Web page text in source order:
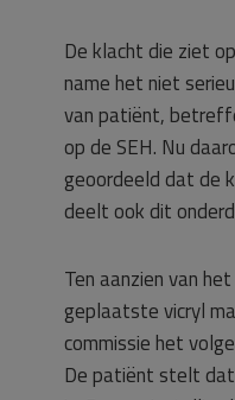
De klacht die ziet
name het niet
van patiënt,
op de SEH. Nu
geoordeeld dat de
deelt ook dit
Ten aanzien van
geplaatste vicryl
commissie het
De patiënt stelt